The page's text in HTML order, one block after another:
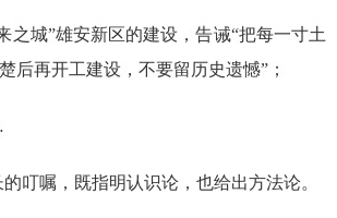
城”雄安新区的建设，告诫“把每一寸土
后再开工建设，不要留历史遗憾”；
嘱，既指明认识论，也给出方法论。